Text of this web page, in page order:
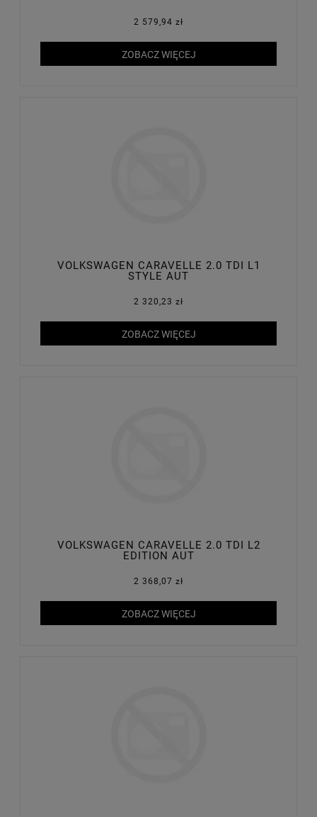
2 579,94 zł
ZOBACZ WIĘCEJ
VOLKSWAGEN CARAVELLE 2.0 TDI L1
STYLE AUT
2 320,23 zł
ZOBACZ WIĘCEJ
VOLKSWAGEN CARAVELLE 2.0 TDI L2
EDITION AUT
2 368,07 zł
ZOBACZ WIĘCEJ